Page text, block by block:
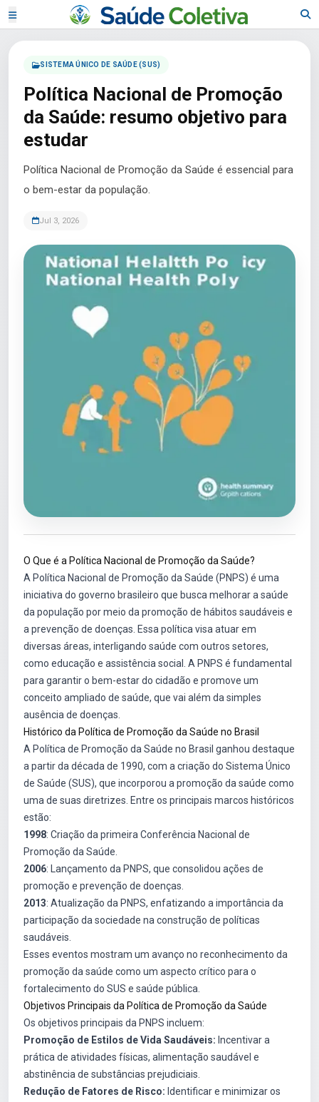
SISTEMA ÚNICO DE SAÚDE (SUS)
Política Nacional de Promoção
da Saúde: resumo objetivo para
estudar
Política Nacional de Promoção da Saúde é essencial para
o bem-estar da população.
Jul 3, 2026
O Que é a Política Nacional de Promoção da Saúde?
A Política Nacional de Promoção da Saúde (PNPS) é uma
iniciativa do governo brasileiro que busca melhorar a saúde
da população por meio da promoção de hábitos saudáveis e
a prevenção de doenças. Essa política visa atuar em
diversas áreas, interligando saúde com outros setores,
como educação e assistência social. A PNPS é fundamental
para garantir o bem-estar do cidadão e promove um
conceito ampliado de saúde, que vai além da simples
ausência de doenças.
Histórico da Política de Promoção da Saúde no Brasil
A Política de Promoção da Saúde no Brasil ganhou destaque
a partir da década de 1990, com a criação do Sistema Único
de Saúde (SUS), que incorporou a promoção da saúde como
uma de suas diretrizes. Entre os principais marcos históricos
estão:
1998: Criação da primeira Conferência Nacional de
Promoção da Saúde.
2006: Lançamento da PNPS, que consolidou ações de
promoção e prevenção de doenças.
2013: Atualização da PNPS, enfatizando a importância da
participação da sociedade na construção de políticas
saudáveis.
Esses eventos mostram um avanço no reconhecimento da
promoção da saúde como um aspecto crítico para o
fortalecimento do SUS e saúde pública.
Objetivos Principais da Política de Promoção da Saúde
Os objetivos principais da PNPS incluem:
Promoção de Estilos de Vida Saudáveis: Incentivar a
prática de atividades físicas, alimentação saudável e
abstinência de substâncias prejudiciais.
Redução de Fatores de Risco: Identificar e minimizar os